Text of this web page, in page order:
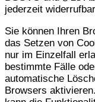
jederzeit
Sie können Ihren
das Setzen von
nur im Einzelfall
bestimmte Fälle
automatische
Browsers